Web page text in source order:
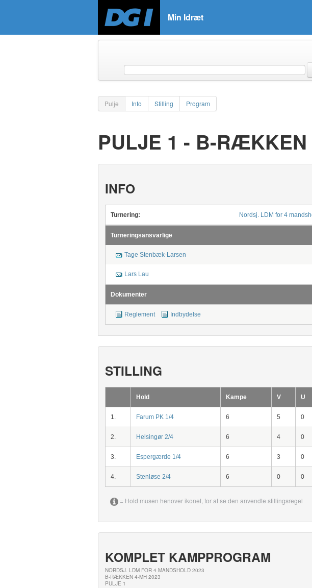
Min Idræt
Pulje Info Stilling Program
PULJE 1 - B-RÆKKEN
INFO
Turnering: Nordsj. LDM for 4
Turneringsansvarlige
Tage Stenbæk-Larsen
Lars Lau
Dokumenter
Reglement Indbydelse
STILLING
Hold Kampe V U
1. Farum PK 1/4 6 5 0
2. Helsingør 2/4 6 4 0
3. Espergærde 1/4 6 3 0
4. Stenløse 2/4 6 0 0
= Hold musen henover ikonet, for at se den anvendte stillingsregel
KOMPLET KAMPPROGRAM
NORDSJ. LDM FOR 4 MANDSHOLD 2023
B-RÆKKEN 4-MH 2023
PULJE 1